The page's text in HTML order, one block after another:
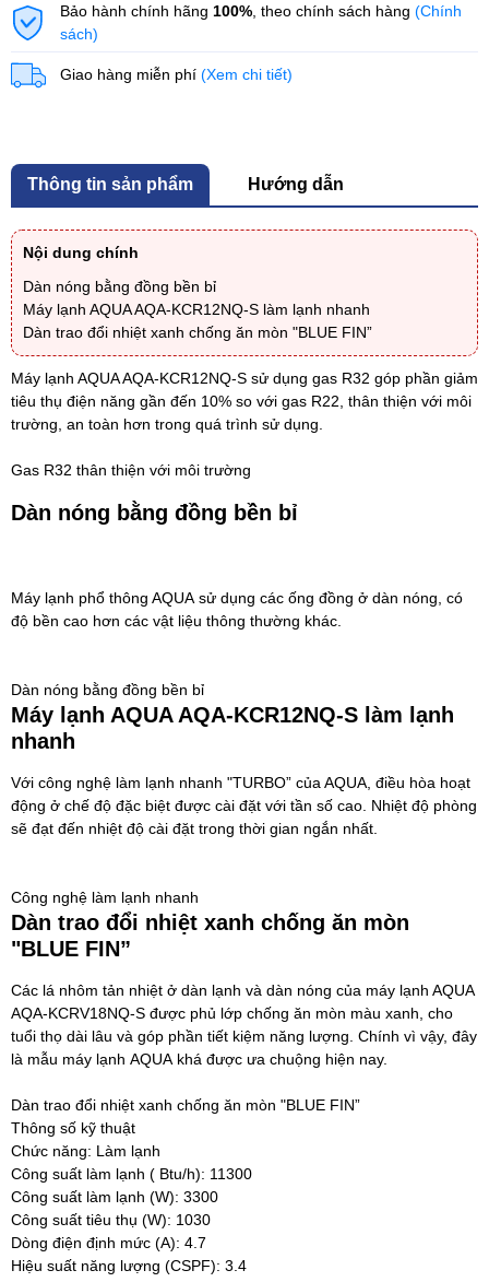
Bảo hành chính hãng 100% , theo chính sách hàng (Chính
sách)
Giao hàng miễn phí (Xem chi tiết)
Thông tin sản phẩm Hướng dẫn
Nội dung chính
Dàn nóng bằng đồng bền bỉ
Máy lạnh AQUA AQA-KCR12NQ-S làm lạnh nhanh
Dàn trao đổi nhiệt xanh chống ăn mòn "BLUE FIN”
Máy lạnh AQUA AQA-KCR12NQ-S sử dụng gas R32 góp phần giảm
tiêu thụ điện năng gần đến 10% so với gas R22, thân thiện với môi
trường, an toàn hơn trong quá trình sử dụng.
Gas R32 thân thiện với môi trường
Dàn nóng bằng đồng bền bỉ
Máy lạnh phổ thông AQUA sử dụng các ống đồng ở dàn nóng, có
độ bền cao hơn các vật liệu thông thường khác.
Dàn nóng bằng đồng bền bỉ
Máy lạnh AQUA AQA-KCR12NQ-S làm lạnh
nhanh
Với công nghệ làm lạnh nhanh "TURBO” của AQUA, điều hòa hoạt
động ở chế độ đặc biệt được cài đặt với tần số cao. Nhiệt độ phòng
sẽ đạt đến nhiệt độ cài đặt trong thời gian ngắn nhất.
Công nghệ làm lạnh nhanh
Dàn trao đổi nhiệt xanh chống ăn mòn
"BLUE FIN”
Các lá nhôm tản nhiệt ở dàn lạnh và dàn nóng của máy lạnh AQUA
AQA-KCRV18NQ-S được phủ lớp chống ăn mòn màu xanh, cho
tuổi thọ dài lâu và góp phần tiết kiệm năng lượng. Chính vì vậy, đây
là mẫu máy lạnh AQUA khá được ưa chuộng hiện nay.
Dàn trao đổi nhiệt xanh chống ăn mòn "BLUE FIN”
Thông số kỹ thuật
Chức năng: Làm lạnh
Công suất làm lạnh ( Btu/h): 11300
Công suất làm lạnh (W): 3300
Công suất tiêu thụ (W): 1030
Dòng điện định mức (A): 4.7
Hiệu suất năng lượng (CSPF): 3.4